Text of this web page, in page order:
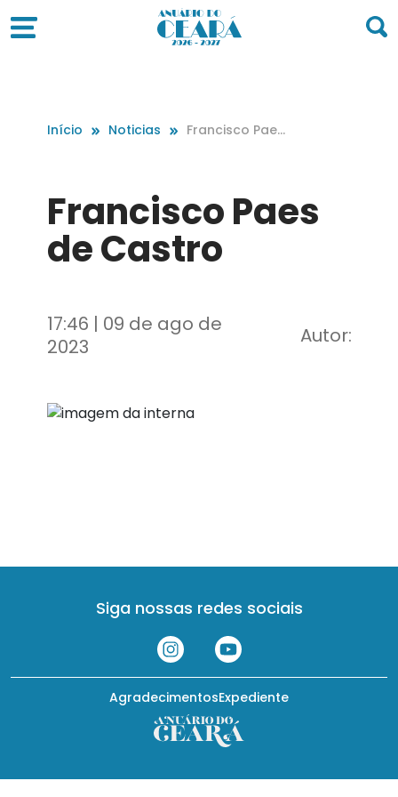
Início Noticias
Francisco Paes
Francisco Paes
de Castro
17:46 | 09 de ago de
2023
Autor:
Siga nossas redes sociais
Expediente
Agradecimentos